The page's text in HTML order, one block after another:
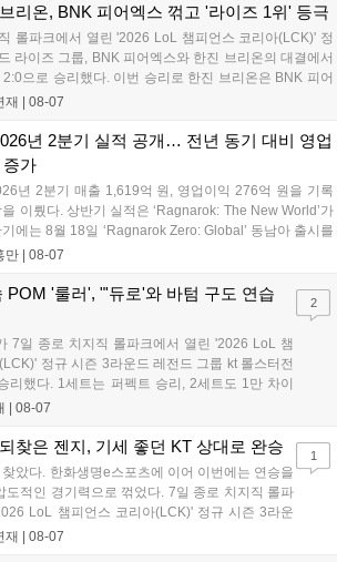
리온, BNK 피어엑스 꺾고 '라이즈 1위' 등극
롤파크에서 열린 '2026 LoL 챔피언스 코리아(LCK)' 정
라이즈 그룹, BNK 피어엑스와 한진 브리온의 대결에서
으로 승리했다. 이번 승리로 한진 브리온은 BNK 피어
이즈 그룹 1위로 올라섰다. 1세트, 한진 브리온이 '로머'
재 | 08-07
년 2분기 실적 공개… 전년 동기 대비 영업
증가
년 2분기 매출 1,619억 원, 영업이익 276억 원을 기록
이뤘다. 상반기 실적은 ‘Ragnarok: The New World’가
에는 8월 18일 ‘Ragnarok Zero: Global’ 동남아 출시를
‘달려라 헤베레케 EX’, 9월 22일 ‘갈바테인’ 등 다양한
돼 있으며, 2027년에는 ‘Ragnarok 3’ 등 대작을 글로벌
. 그라비티는 조인트벤처 설립과 라그나로크 에코 시스
신성장 동력을 확보할 방침이다....
만 | 08-07
POM '룰러', "'듀로'와 바텀 구도 연습
7일 종로 치지직 롤파크에서 열린 '2026 LoL 챔
정규 시즌 3라운드 레전드 그룹 kt 롤스터전
리했다. 1세트는 퍼펙트 승리, 2세트도 1만 차이
만에 승리하면서 말 그대로 압도적인 경기력을 선
정됐...
| 08-07
2
찾은 젠지, 기세 좋던 KT 상대로 완승
았다. 한화생명e스포츠에 이어 이번에는 연승을
도적인 경기력으로 꺾었다. 7일 종로 치지직 롤파
LoL 챔피언스 코리아(LCK)' 정규 시즌 3라운
kt 롤스터와 젠지 e스포츠의 대결에서 젠지가 압
재 | 08-07
1